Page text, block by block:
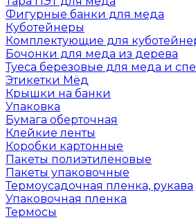
Фигурные банки для меда
Куботейнеры
Комплектующие для
Бочонки для меда из дерева
Туеса березовые для меда и
Этикетки Мёд
Крышки на банки
Упаковка
Бумага оберточная
Клейкие ленты
Коробки картонные
Пакеты полиэтиленовые
Пакеты упаковочные
Термоусадочная пленка, рукава
Упаковочная пленка
Термосы